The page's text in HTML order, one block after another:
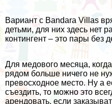
Вариант с Bandara Villas
детьми, для них здесь нет
контингент – это пары без
Для медового месяца,
рядом больше ничего не
превосходное место. Ну а
съездить, то можно это
арендовать, если